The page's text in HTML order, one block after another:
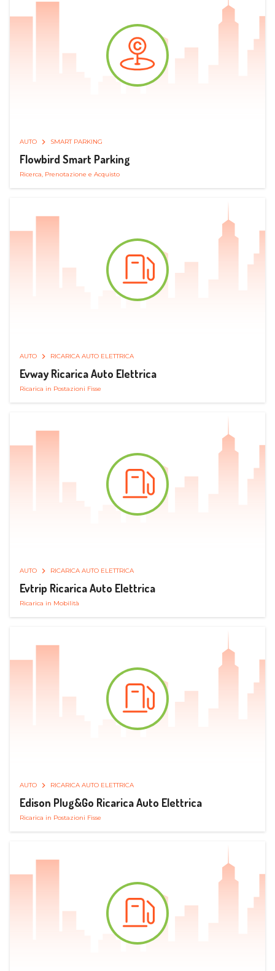
AUTO SMART PARKING
Flowbird Smart Parking
Ricerca, Prenotazione e Acquisto
AUTO RICARICA AUTO ELETTRICA
Evway Ricarica Auto Elettrica
Ricarica in Postazioni Fisse
AUTO RICARICA AUTO ELETTRICA
Evtrip Ricarica Auto Elettrica
Ricarica in Mobilità
AUTO RICARICA AUTO ELETTRICA
Edison Plug&Go Ricarica Auto Elettrica
Ricarica in Postazioni Fisse